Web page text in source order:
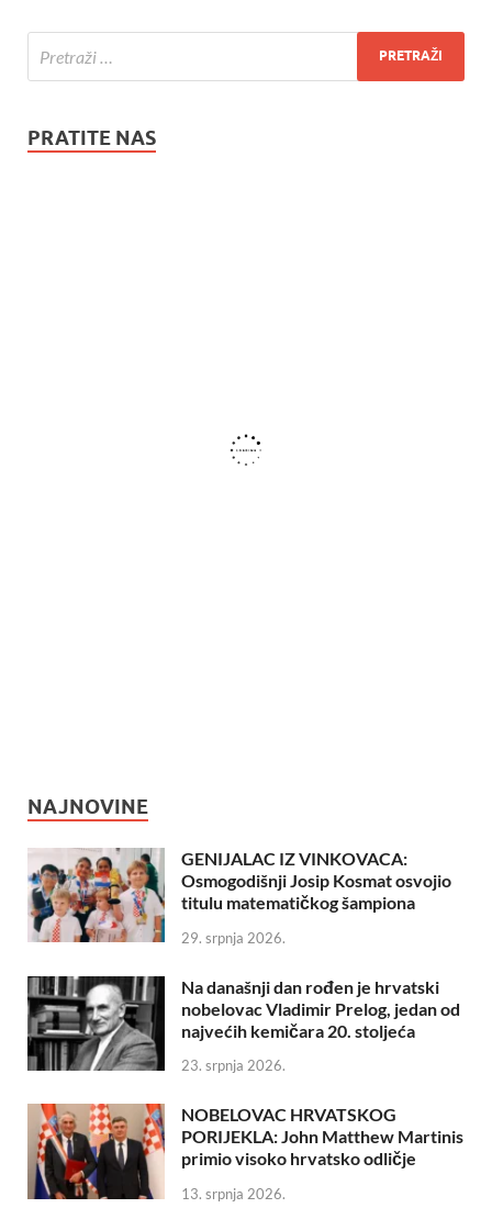
PRATITE NAS
NAJNOVINE
GENIJALAC IZ VINKOVACA:
Osmogodišnji Josip Kosmat osvojio
titulu matematičkog šampiona
29. srpnja 2026.
Na današnji dan rođen je hrvatski
nobelovac Vladimir Prelog, jedan od
najvećih kemičara 20. stoljeća
23. srpnja 2026.
NOBELOVAC HRVATSKOG
PORIJEKLA: John Matthew Martinis
primio visoko hrvatsko odličje
13. srpnja 2026.